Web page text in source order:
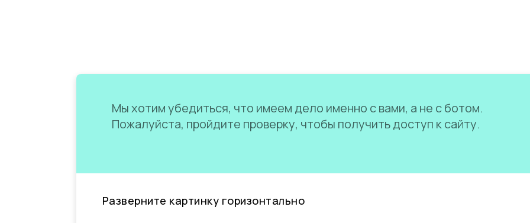
Мы хотим убедиться, что имеем дело именно с вами, а не с ботом.
Пожалуйста, пройдите проверку, чтобы получить доступ к сайту.
Разверните картинку горизонтально